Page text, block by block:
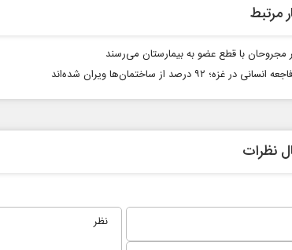
مرتبط
مجروحان با قطع عضو به بیمارستان می‌رسند
در غزه؛ ۹۲ درصد از ساختمان‌ها ویران شده‌اند
نظرات